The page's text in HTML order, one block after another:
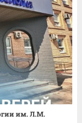
им. Л.М.